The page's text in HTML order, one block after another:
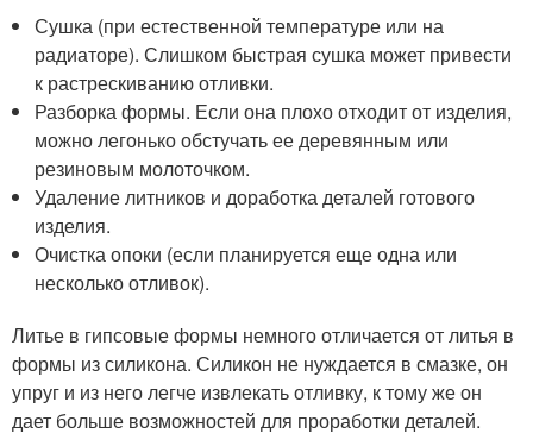
Сушка (при естественной температуре или на
радиаторе). Слишком быстрая сушка может привести
к растрескиванию отливки.
Разборка формы. Если она плохо отходит от изделия,
можно легонько обстучать ее деревянным или
резиновым молоточком.
Удаление литников и доработка деталей готового
изделия.
Очистка опоки (если планируется еще одна или
несколько отливок).
Литье в гипсовые формы немного отличается от литья в
формы из силикона. Силикон не нуждается в смазке, он
упруг и из него легче извлекать отливку, к тому же он
дает больше возможностей для проработки деталей.